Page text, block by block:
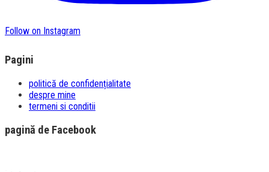
Follow on Instagram
Pagini
politică de confidențialitate
despre mine
termeni si conditii
pagină de Facebook